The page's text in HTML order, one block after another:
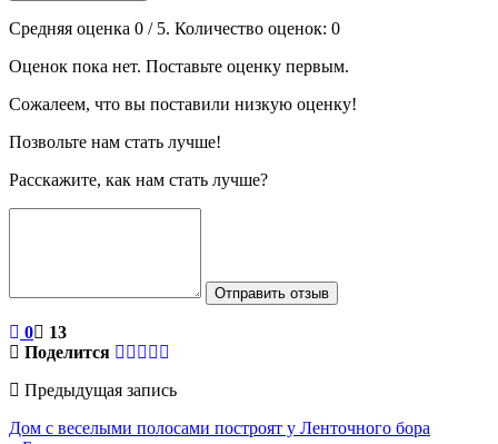
Средняя оценка 0 / 5. Количество оценок: 0
Оценок пока нет. Поставьте оценку первым.
Сожалеем, что вы поставили низкую оценку!
Позвольте нам стать лучше!
Расскажите, как нам стать лучше?
Отправить отзыв
0
13
Поделится
Предыдущая запись
Дом с веселыми полосами построят у Ленточного бора